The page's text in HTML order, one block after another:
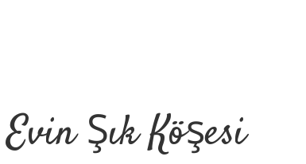
Evin Şık Köşesi